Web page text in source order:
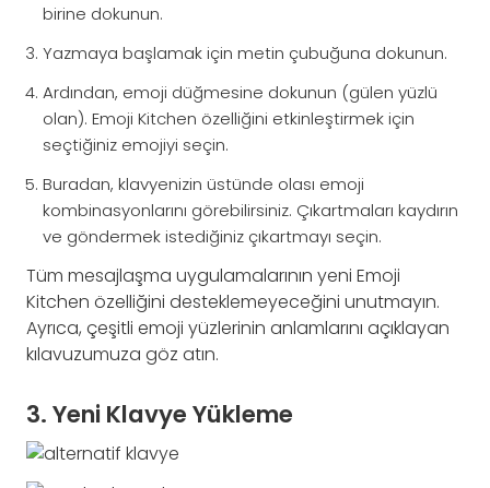
birine dokunun.
Yazmaya başlamak için metin çubuğuna dokunun.
Ardından, emoji düğmesine dokunun (gülen yüzlü
olan). Emoji Kitchen özelliğini etkinleştirmek için
seçtiğiniz emojiyi seçin.
Buradan, klavyenizin üstünde olası emoji
kombinasyonlarını görebilirsiniz. Çıkartmaları kaydırın
ve göndermek istediğiniz çıkartmayı seçin.
Tüm mesajlaşma uygulamalarının yeni Emoji
Kitchen özelliğini desteklemeyeceğini unutmayın.
Ayrıca, çeşitli emoji yüzlerinin anlamlarını açıklayan
kılavuzumuza göz atın.
3. Yeni Klavye Yükleme